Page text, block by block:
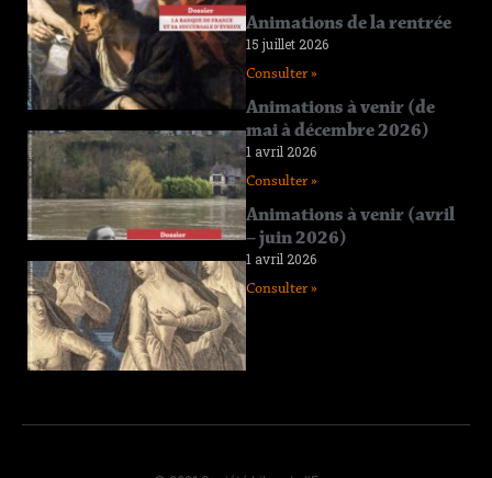
Connaissance
de l’Eure
12 juin 2026
Consulter »
Connaissance
n°218
11 avril 2026
Consulter »
de l’Eure
Animations de la rentrée
15 juillet 2026
Consulter »
Animations à venir (de
mai à décembre 2026)
1 avril 2026
Consulter »
Animations à venir (avril
– juin 2026)
1 avril 2026
Consulter »